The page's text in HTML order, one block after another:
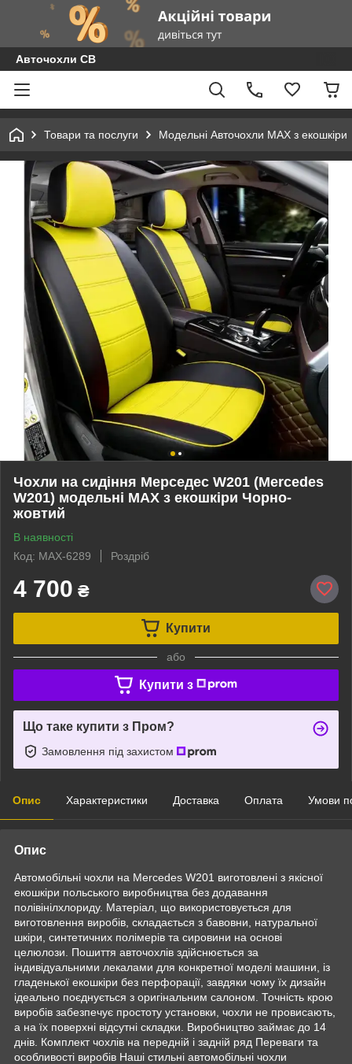
Авточохли СВ
Товари та послуги Модельні Авточохли MAX з екошкіри
Чохли на сидіння Мерседес W201 (Mercedes
W201) модельні MAX з екошкіри Чорно-
жовтий
В наявності
Код: MAX-6289
Роздріб
4 700 ₴
Купити
або
Купити з
Що таке купити з Пром?
Замовлення під захистом
Опис Характеристики Доставка Оплата Умови
Опис
Автомобільні чохли на Mercedes W201 виготовлені з якісної
екошкіри польського виробництва без додавання
полівінілхлориду. Матеріал, що використовується для
виготовлення виробів, складається з бавовни, натуральної
шкіри, синтетичних полімерів та сировини на основі
целюлози. Пошиття авточохлів здійснюється за
індивідуальними лекалами для конкретної моделі машини, із
гладенької екошкіри без перфорації, завдяки чому їх дизайн
ідеально поєднується з оригінальним салоном. Точність крою
виробів забезпечує простоту установки, чохли не провисають,
а на їх поверхні відсутні складки. Виробництво займає до 14
днів. Комплект чохлів на передній і задній ряд Переваги та
особливості виробів Наші стильні автомобільні чохли